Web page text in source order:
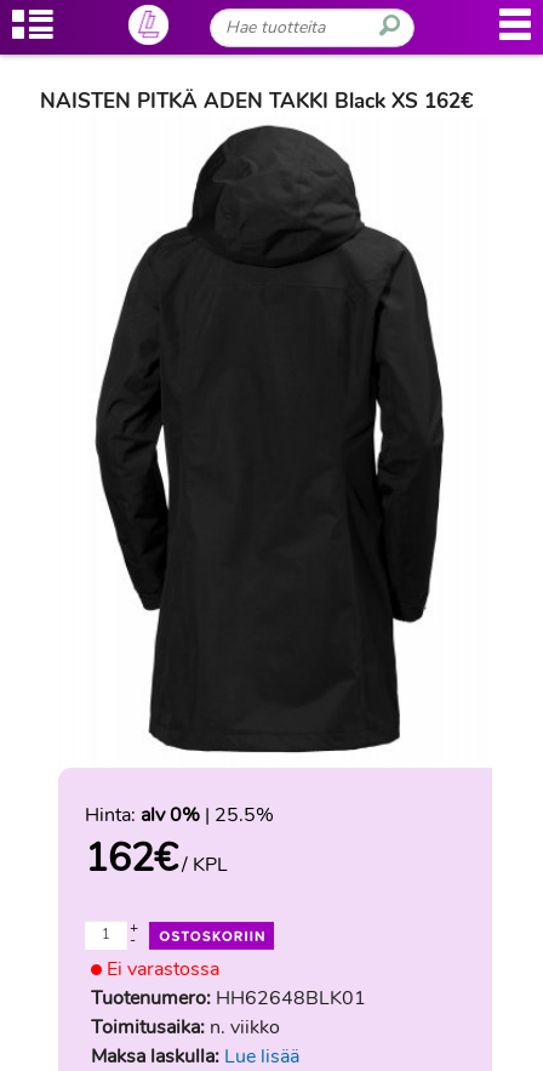
NAISTEN PITKÄ ADEN TAKKI Black XS 162€
Hinta: alv 0% | 25.5%
162€/ KPL
-
+
Ei varastossa
Tuotenumero: HH62648BLK01
Toimitusaika: n. viikko
Maksa laskulla: Lue lisää